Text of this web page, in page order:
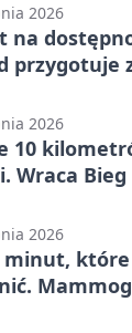
2026
na
przygotuje
2026
10
Wraca
2026
minut,